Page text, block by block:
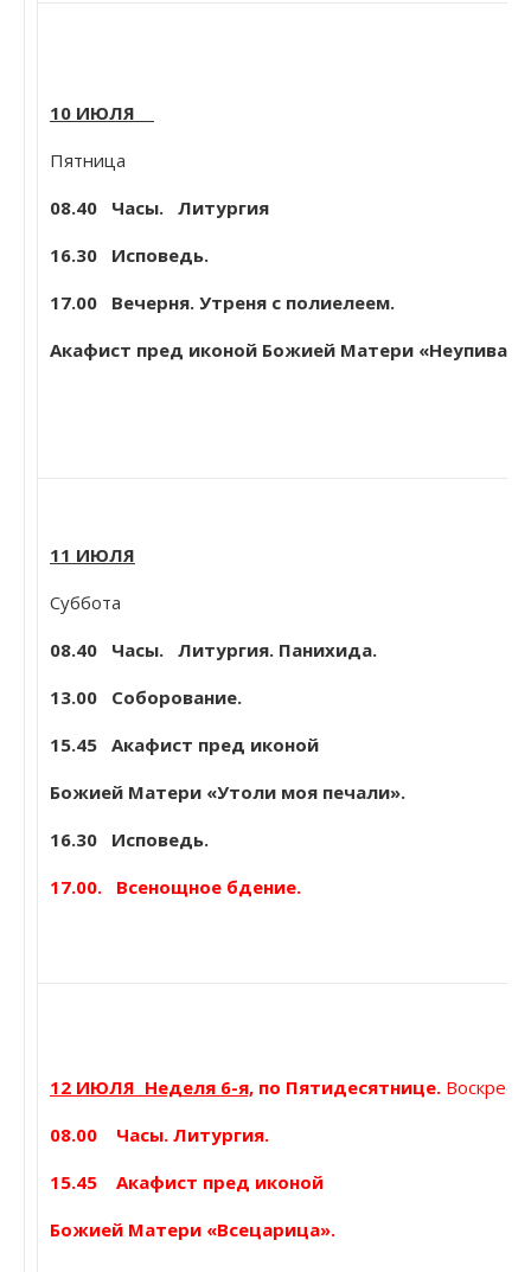
10 ИЮЛЯ
Пятница
08.40 Часы. Литургия
16.30 Исповедь.
17.00 Вечерня. Утреня с полиелеем.
Акафист пред иконой Божией Матери
11 ИЮЛЯ
Суббота
08.40 Часы. Литургия. Панихида.
13.00 Соборование.
15.45 Акафист пред иконой
Божией Матери «Утоли моя печали».
16.30 Исповедь.
17.00. Всенощное бдение.
12 ИЮЛЯ Неделя 6-я, по Пятидесятнице.
08.00 Часы. Литургия.
15.45 Акафист пред иконой
Божией Матери «Всецарица».